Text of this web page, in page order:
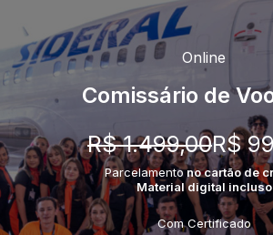
Online
Comissário de
R$ 1.499,00R$
Parcelamentono cartão de
Material digital incluso
Com Certificado